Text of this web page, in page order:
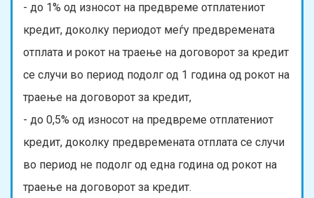
- до 1% од износот на предвреме отплатениот
кредит, доколку периодот меѓу предвремената
отплата и рокот на траење на договорот за кредит
се случи во период подолг од 1 година од рокот на
траење на договорот за кредит,
- до 0,5% од износот на предвреме отплатениот
кредит, доколку предвремената отплата се случи
во период не подолг од една година од рокот на
траење на договорот за кредит.